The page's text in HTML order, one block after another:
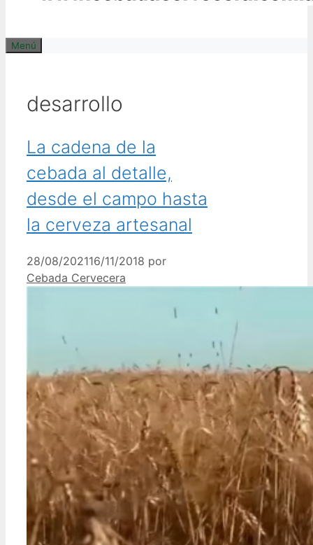
Menú
desarrollo
La cadena de la
cebada al detalle,
desde el campo hasta
la cerveza artesanal
28/08/202116/11/2018 por
Cebada Cervecera